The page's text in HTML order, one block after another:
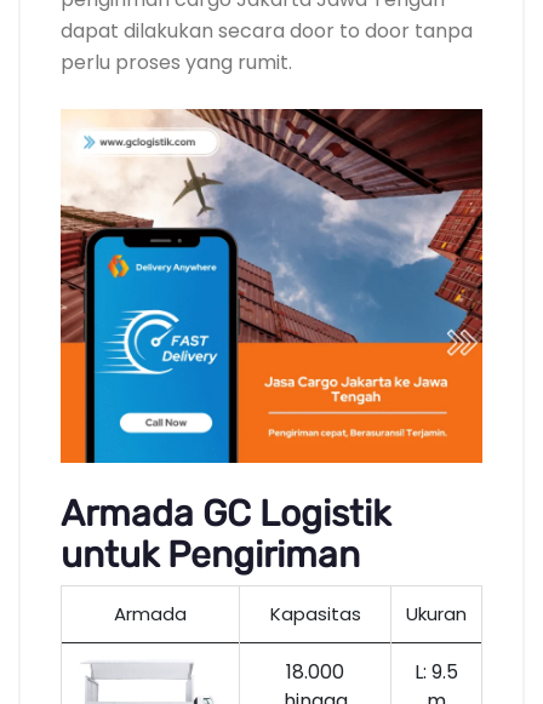
dapat dilakukan secara door to door tanpa
perlu proses yang rumit.
Armada GC Logistik
untuk Pengiriman
Armada Kapasitas Ukuran
18.000
L: 9.5